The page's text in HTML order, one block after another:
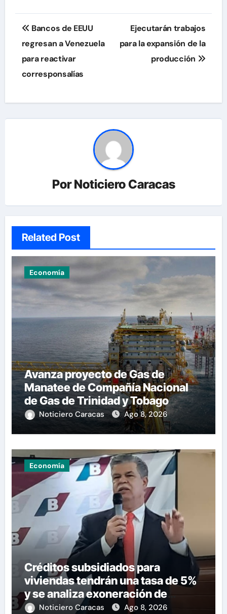
Navegación
de
entradas
Bancos de EEUU
regresan a Venezuela
para reactivar
corresponsalías
Ejecutarán trabajos
para la expansión de la
producción
PorNoticiero Caracas
Related Post
Economía
Avanza proyecto de Gas de
Manatee de Compañía Nacional
de Gas de Trinidad y Tobago
Noticiero Caracas Ago 8, 2026
Economía
Créditos subsidiados para
viviendas tendrán una tasa de 5%
y se analiza exoneración de
aranceles
Noticiero Caracas Ago 8, 2026